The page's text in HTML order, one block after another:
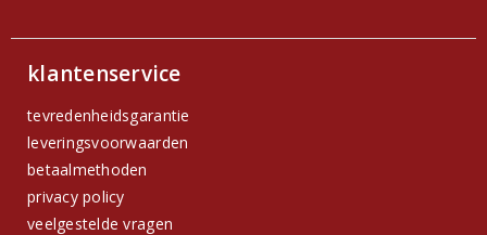
klantenservice
tevredenheidsgarantie
leveringsvoorwaarden
betaalmethoden
privacy policy
veelgestelde vragen